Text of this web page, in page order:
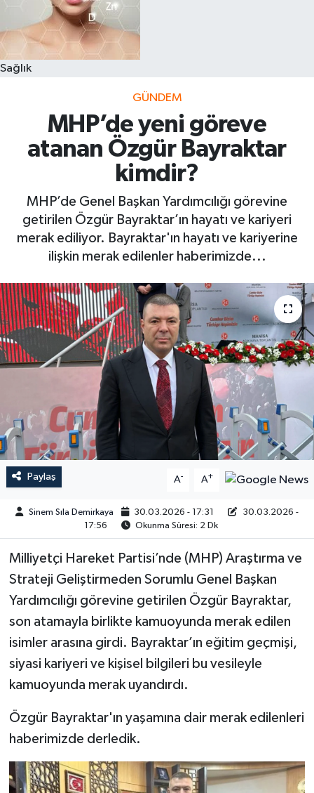
Sağlık
GÜNDEM
MHP’de yeni göreve
atanan Özgür Bayraktar
kimdir?
MHP’de Genel Başkan Yardımcılığı görevine
getirilen Özgür Bayraktar’ın hayatı ve kariyeri
merak ediliyor. Bayraktar'ın hayatı ve kariyerine
ilişkin merak edilenler haberimizde...
Paylaş A- A+
Sinem Sıla Demirkaya 30.03.2026 - 17:31
30.03.2026 -
17:56
Okunma Süresi: 2 Dk
Milliyetçi Hareket Partisi’nde (MHP) Araştırma ve
Strateji Geliştirmeden Sorumlu Genel Başkan
Yardımcılığı görevine getirilen Özgür Bayraktar,
son atamayla birlikte kamuoyunda merak edilen
isimler arasına girdi. Bayraktar’ın eğitim geçmişi,
siyasi kariyeri ve kişisel bilgileri bu vesileyle
kamuoyunda merak uyandırdı.
Özgür Bayraktar'ın yaşamına dair merak edilenleri
haberimizde derledik.